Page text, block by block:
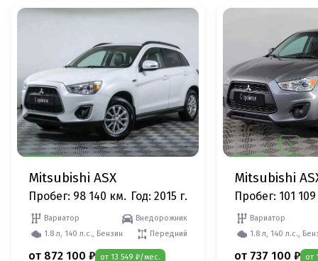
Mitsubishi ASX
Пробег: 98 140 км. Год: 2015 г.
Вариатор
Внедорожник
1.8 л, 140 л.с., Бензин
Передний
от 872 100 ₽ от 13 549 ₽/мес.
Mitsubishi
Пробег: 101
Вариатор
1.8 л, 140 л.с.,
от 737 100 ₽ от